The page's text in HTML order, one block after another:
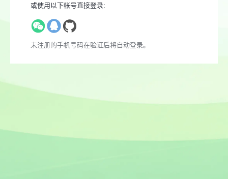
或使用以下帐号直接登录:
未注册的手机号码在验证后将自动登录。